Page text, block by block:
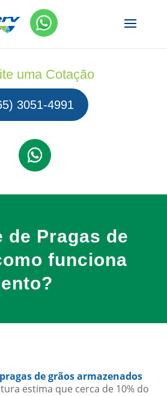
uma Cotação
3051-4991
de Pragas de
funciona
de grãos armazenados
estima que cerca de 10% do